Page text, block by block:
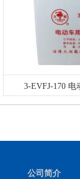
3-EVFJ-170
公司简介